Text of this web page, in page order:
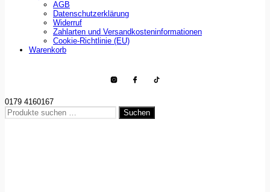
AGB
Datenschutzerklärung
Widerruf
Zahlarten und Versandkosteninformationen
Cookie-Richtlinie (EU)
Warenkorb
0179 4160167
Suchen
nach:
Suchen